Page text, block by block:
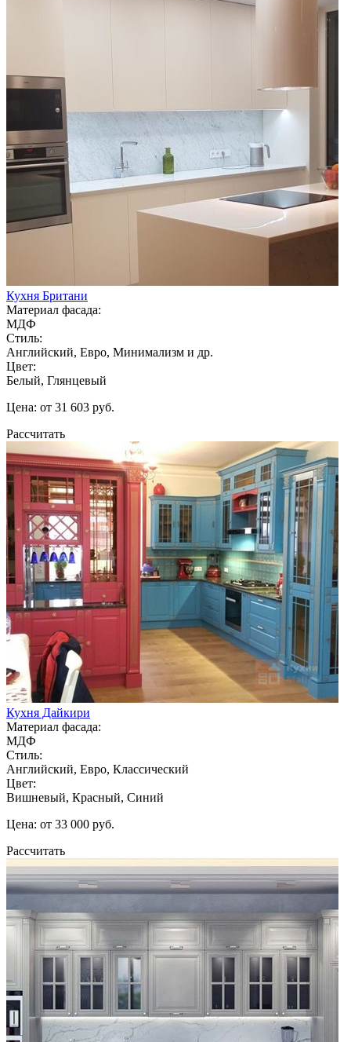
Кухня Британи
Материал фасада:
МДФ
Стиль:
Английский, Евро, Минимализм и др.
Цвет:
Белый, Глянцевый
Цена: от 31 603 руб.
Рассчитать
Кухня Дайкири
Материал фасада:
МДФ
Стиль:
Английский, Евро, Классический
Цвет:
Вишневый, Красный, Синий
Цена: от 33 000 руб.
Рассчитать